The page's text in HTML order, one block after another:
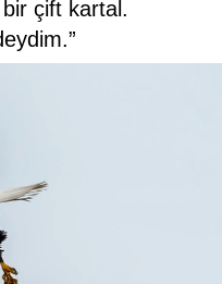
çift kartal.